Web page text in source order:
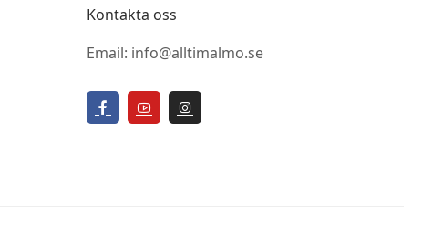
Kontakta oss
Email: info@alltimalmo.se